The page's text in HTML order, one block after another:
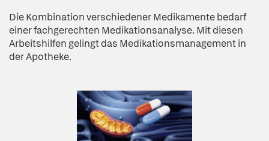
Die Kombination verschiedener Medikamente bedarf
einer fachgerechten Medikationsanalyse. Mit diesen
Arbeitshilfen gelingt das Medikationsmanagement in
der Apotheke.